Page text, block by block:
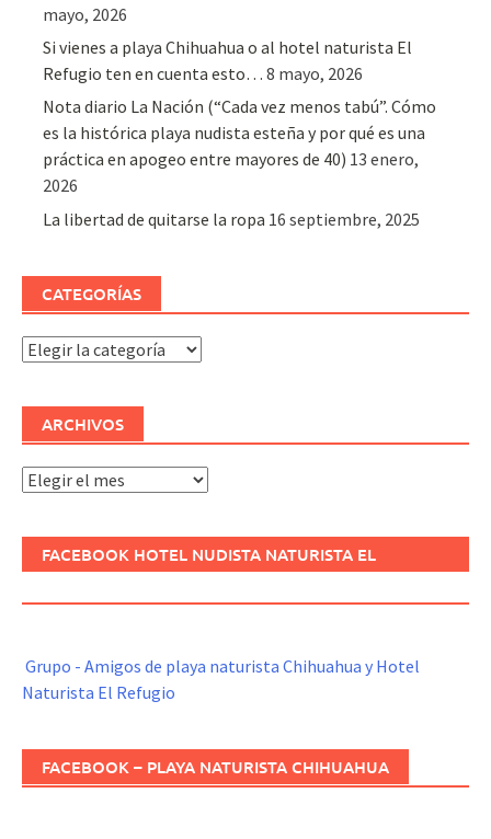
mayo, 2026
Si vienes a playa Chihuahua o al hotel naturista El
Refugio ten en cuenta esto… 8 mayo, 2026
Nota diario La Nación (“Cada vez menos tabú”. Cómo
es la histórica playa nudista esteña y por qué es una
práctica en apogeo entre mayores de 40) 13 enero,
2026
La libertad de quitarse la ropa 16 septiembre, 2025
CATEGORÍAS
Categorías
ARCHIVOS
Archivos
FACEBOOK HOTEL NUDISTA NATURISTA EL
Grupo - Amigos de playa naturista Chihuahua y Hotel
Naturista El Refugio
FACEBOOK – PLAYA NATURISTA CHIHUAHUA